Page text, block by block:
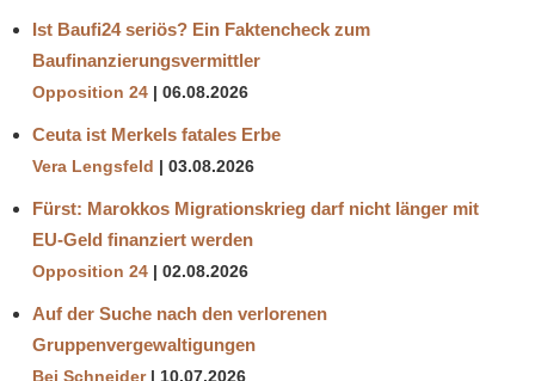
Ist Baufi24 seriös? Ein Faktencheck zum
Baufinanzierungsvermittler
Opposition 24 06.08.2026
Ceuta ist Merkels fatales Erbe
Vera Lengsfeld 03.08.2026
Fürst: Marokkos Migrationskrieg darf nicht länger mit
EU-Geld finanziert werden
Opposition 24 02.08.2026
Auf der Suche nach den verlorenen
Gruppenvergewaltigungen
Bei Schneider 10.07.2026